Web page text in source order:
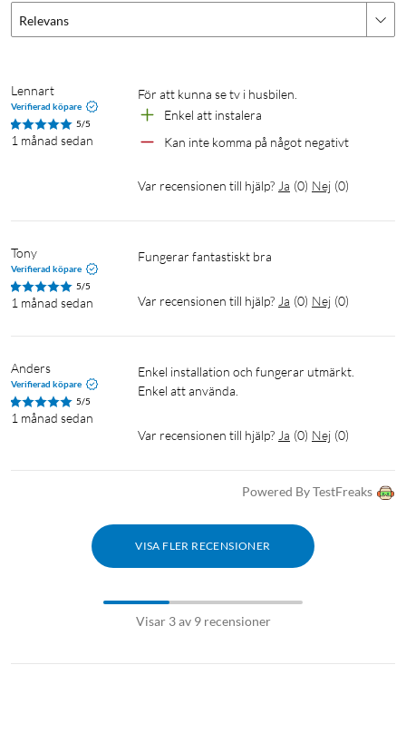
Specifikationer
Ljud: Dolby Atmos, DTS:X
Processor: Quad-core Cortex-A55, upp till 2,5 GHz (6 nm)
GPU: ARM G310 V2
Anslutningar: HDMI 2.1 × 1, USB 2.0 × 1
Operativsystem: Google TV
Mått: 97×97×17 mm
I paketet
Xiaomi TV Box S (3:e generationen) × 1
360° Bluetooth-fjärrkontroll × 1
Strömkabel × 1
Relevans
Lennart
Verifierad köpare
5/5
1 månad sedan
För att kunna se tv i husbilen.
Enkel att instalera
Kan inte komma på något negativt
Var recensionen till hjälp? Ja (0) Nej (0)
Tony
Verifierad köpare
5/5
1 månad sedan
Fungerar fantastiskt bra
Var recensionen till hjälp? Ja (0) Nej (0)
Anders
Verifierad köpare
5/5
1 månad sedan
Enkel installation och fungerar utmärkt.
Enkel att använda.
Var recensionen till hjälp? Ja (0) Nej (0)
Powered By TestFreaks
VISA FLER RECENSIONER
Visar 3 av 9 recensioner